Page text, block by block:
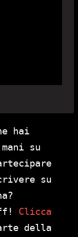
hai
su
su
Clicca
della